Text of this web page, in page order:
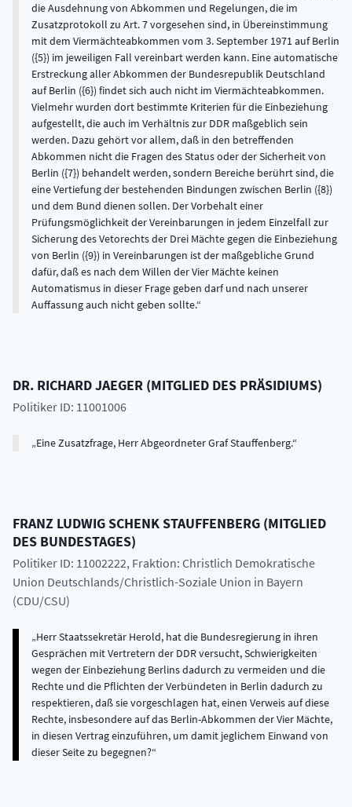
die Ausdehnung von Abkommen und Regelungen, die im
Zusatzprotokoll zu Art. 7 vorgesehen sind, in Übereinstimmung
mit dem Viermächteabkommen vom 3. September 1971 auf Berlin
({5}) im jeweiligen Fall vereinbart werden kann. Eine automatische
Erstreckung aller Abkommen der Bundesrepublik Deutschland
auf Berlin ({6}) findet sich auch nicht im Viermächteabkommen.
Vielmehr wurden dort bestimmte Kriterien für die Einbeziehung
aufgestellt, die auch im Verhältnis zur DDR maßgeblich sein
werden. Dazu gehört vor allem, daß in den betreffenden
Abkommen nicht die Fragen des Status oder der Sicherheit von
Berlin ({7}) behandelt werden, sondern Bereiche berührt sind, die
eine Vertiefung der bestehenden Bindungen zwischen Berlin ({8})
und dem Bund dienen sollen. Der Vorbehalt einer
Prüfungsmöglichkeit der Vereinbarungen in jedem Einzelfall zur
Sicherung des Vetorechts der Drei Mächte gegen die Einbeziehung
von Berlin ({9}) in Vereinbarungen ist der maßgebliche Grund
dafür, daß es nach dem Willen der Vier Mächte keinen
Automatismus in dieser Frage geben darf und nach unserer
Auffassung auch nicht geben sollte.
DR. RICHARDJAEGER (MITGLIED DES PRÄSIDIUMS)
Politiker ID: 11001006
Eine Zusatzfrage, Herr Abgeordneter Graf Stauffenberg.
FRANZ LUDWIG SCHENKSTAUFFENBERG (MITGLIED
DES BUNDESTAGES)
Politiker ID: 11002222, Fraktion: Christlich Demokratische
Union Deutschlands/Christlich-Soziale Union in Bayern
(CDU/CSU)
Herr Staatssekretär Herold, hat die Bundesregierung in ihren
Gesprächen mit Vertretern der DDR versucht, Schwierigkeiten
wegen der Einbeziehung Berlins dadurch zu vermeiden und die
Rechte und die Pflichten der Verbündeten in Berlin dadurch zu
respektieren, daß sie vorgeschlagen hat, einen Verweis auf diese
Rechte, insbesondere auf das Berlin-Abkommen der Vier Mächte,
in diesen Vertrag einzuführen, um damit jeglichem Einwand von
dieser Seite zu begegnen?